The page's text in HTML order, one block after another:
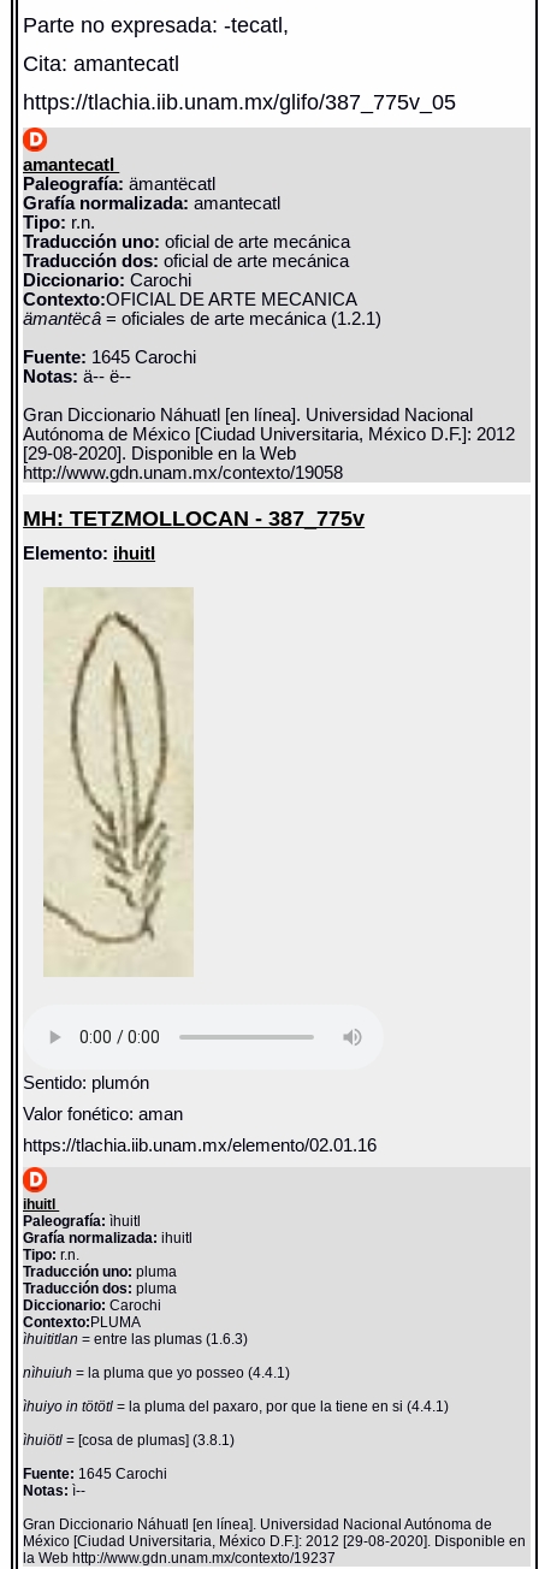
Parte no expresada: -tecatl,
Cita: amantecatl
https://tlachia.iib.unam.mx/glifo/387_775v_05
amantecatl
Paleografía: ämantëcatl
Grafía normalizada: amantecatl
Tipo: r.n.
Traducción uno: oficial de arte mecánica
Traducción dos: oficial de arte mecánica
Diccionario:Carochi
Contexto:OFICIAL DE ARTE MECANICA
ämantëcâ= oficiales de arte mecánica (1.2.1)
Fuente: 1645 Carochi
Notas: ä-- ë--
Gran Diccionario Náhuatl [en línea]. Universidad Nacional
Autónoma de México [Ciudad Universitaria, México D.F.]: 2012
[29-08-2020]. Disponible en la Web
http://www.gdn.unam.mx/contexto/19058
MH: TETZMOLLOCAN - 387_775v
Elemento: ihuitl
Sentido: plumón
Valor fonético: aman
https://tlachia.iib.unam.mx/elemento/02.01.16
ihuitl
Paleografía: ìhuitl
Grafía normalizada: ihuitl
Tipo: r.n.
Traducción uno: pluma
Traducción dos: pluma
Diccionario:Carochi
Contexto: PLUMA
ìhuititlan= entre las plumas (1.6.3)
nìhuiuh= la pluma que yo posseo (4.4.1)
ìhuiyo in tötötl= la pluma del paxaro, por que la tiene en si (4.4.1)
ìhuiötl= [cosa de plumas] (3.8.1)
Fuente: 1645 Carochi
Notas: ì--
Gran Diccionario Náhuatl [en línea]. Universidad Nacional Autónoma de
México [Ciudad Universitaria, México D.F.]: 2012 [29-08-2020]. Disponible en
la Web http://www.gdn.unam.mx/contexto/19237